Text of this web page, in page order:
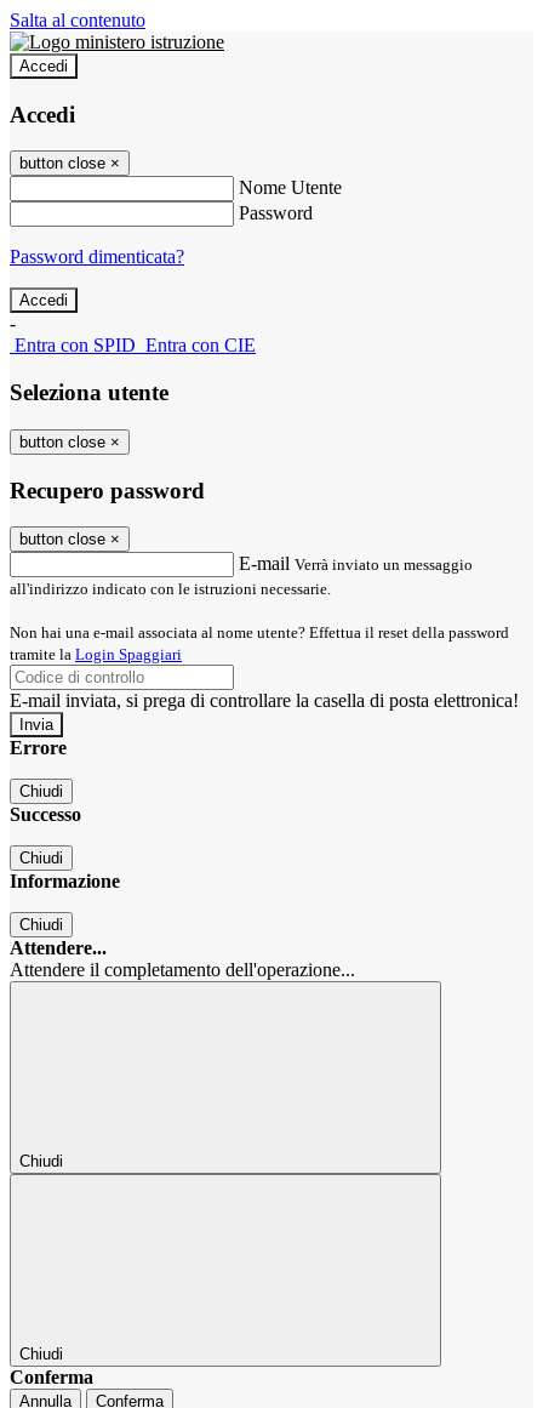
Salta al contenuto
Accedi
Accedi
button close ×
Nome Utente
Password
Password dimenticata?
-
Entra con SPID Entra con CIE
Seleziona utente
button close ×
Recupero password
button close ×
E-mail Verrà inviato un messaggio
all'indirizzo indicato con le istruzioni necessarie.
Non hai una e-mail associata al nome utente? Effettua il reset della password
tramite la Login Spaggiari
E-mail inviata, si prega di controllare la casella di posta elettronica!
Errore
Chiudi
Successo
Chiudi
Informazione
Chiudi
Attendere...
Attendere il completamento dell'operazione...
Chiudi
Chiudi
Conferma
Annulla Conferma